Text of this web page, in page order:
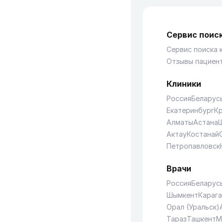
Сервис
Сервис поиска
Отзывы
Клиники
Россия
Екатеринбург
АлматыАстана
АктауКостанай
Петропавловск
Врачи
Россия
Шымкент
Орал (Уральск)
ТаразТашкент